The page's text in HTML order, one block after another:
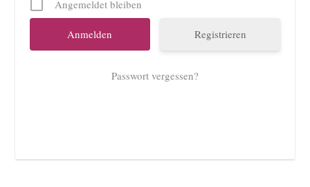
Angemeldet bleiben
Registrieren
Passwort vergessen?